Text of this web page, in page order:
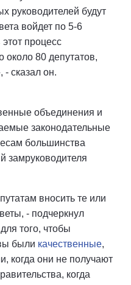
руководителей будут
войдет по 5-6
процесс
около 80 депутатов,
сказал он.
объединения и
законодательные
большинства
замруководителя
вносить те или
- подчеркнул
того, чтобы
были качественные,
когда они не получают
когда